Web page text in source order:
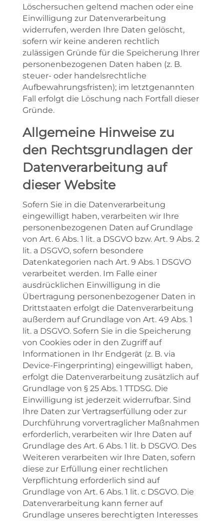
Löschersuchen geltend machen oder eine
Einwilligung zur Datenverarbeitung
widerrufen, werden Ihre Daten gelöscht,
sofern wir keine anderen rechtlich
zulässigen Gründe für die Speicherung Ihrer
personenbezogenen Daten haben (z. B.
steuer- oder handelsrechtliche
Aufbewahrungsfristen); im letztgenannten
Fall erfolgt die Löschung nach Fortfall dieser
Gründe.
Allgemeine Hinweise zu
den Rechtsgrundlagen der
Datenverarbeitung auf
dieser Website
Sofern Sie in die Datenverarbeitung
eingewilligt haben, verarbeiten wir Ihre
personenbezogenen Daten auf Grundlage
von Art. 6 Abs. 1 lit. a DSGVO bzw. Art. 9 Abs. 2
lit. a DSGVO, sofern besondere
Datenkategorien nach Art. 9 Abs. 1 DSGVO
verarbeitet werden. Im Falle einer
ausdrücklichen Einwilligung in die
Übertragung personenbezogener Daten in
Drittstaaten erfolgt die Datenverarbeitung
außerdem auf Grundlage von Art. 49 Abs. 1
lit. a DSGVO. Sofern Sie in die Speicherung
von Cookies oder in den Zugriff auf
Informationen in Ihr Endgerät (z. B. via
Device-Fingerprinting) eingewilligt haben,
erfolgt die Datenverarbeitung zusätzlich auf
Grundlage von § 25 Abs. 1 TTDSG. Die
Einwilligung ist jederzeit widerrufbar. Sind
Ihre Daten zur Vertragserfüllung oder zur
Durchführung vorvertraglicher Maßnahmen
erforderlich, verarbeiten wir Ihre Daten auf
Grundlage des Art. 6 Abs. 1 lit. b DSGVO. Des
Weiteren verarbeiten wir Ihre Daten, sofern
diese zur Erfüllung einer rechtlichen
Verpflichtung erforderlich sind auf
Grundlage von Art. 6 Abs. 1 lit. c DSGVO. Die
Datenverarbeitung kann ferner auf
Grundlage unseres berechtigten Interesses